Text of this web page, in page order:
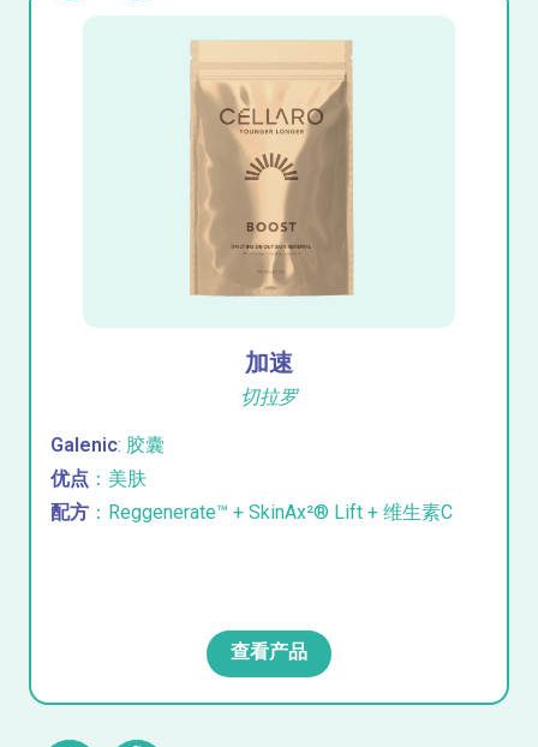
加速
切拉罗
Galenic: 胶囊
优点 ：美肤
配方 ：Reggenerate™ + SkinAx²® Lift + 维生素C
查看产品